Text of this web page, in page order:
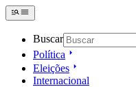
Buscar
Política
Eleições
Internacional